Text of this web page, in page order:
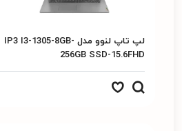
لپ تاپ لنوو مدل IP3 I3-1305-8GB-
256GB SSD-15.6FHD